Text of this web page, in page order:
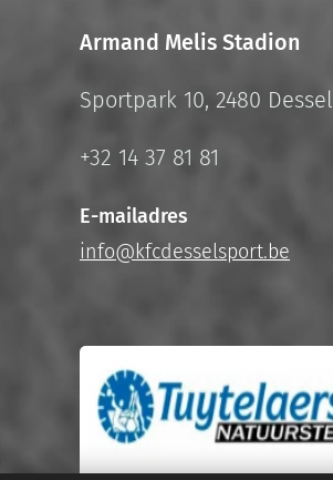
Armand Melis Stadion
Sportpark 10, 2480 Dessel
+32 14 37 81 81
E-mailadres
info@kfcdesselsport.be